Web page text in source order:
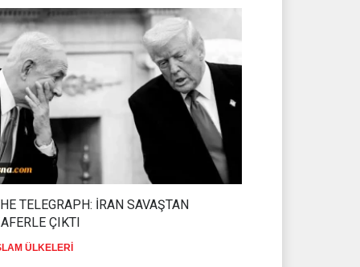
TELEGRAPH: İRAN SAVAŞTAN
ÇIKTI
ÜLKELERİ